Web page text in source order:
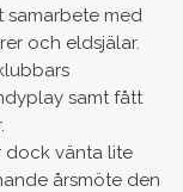
samarbete med
och eldsjälar.
samt fått
dock vänta lite
årsmöte den